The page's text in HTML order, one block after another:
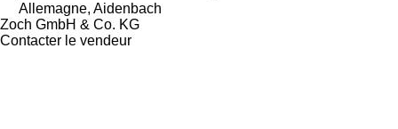
Allemagne, Aidenbach
Zoch GmbH & Co. KG
Contacter le vendeur